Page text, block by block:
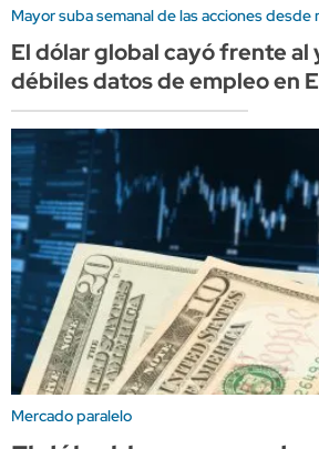
Mayor suba semanal de las acciones desde
El dólar global cayó frente al
débiles datos de empleo en
Mercado paralelo